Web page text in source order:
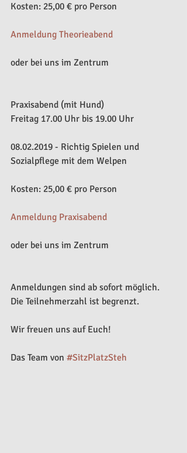
Kosten: 25,00 € pro Person​
Anmeldung Theorieabend
oder bei uns im Zentrum
Praxisabend (mit Hund)
Freitag 17.00 Uhr bis 19.00 Uhr
08.02.2019 - Richtig Spielen und
Sozialpflege mit dem Welpen
Kosten: 25,00 € pro Person​
Anmeldung Praxisabend
oder bei uns im Zentrum
Anmeldungen sind ab sofort möglich.
Die Teilnehmerzahl ist begrenzt.
Wir freuen uns auf Euch!
Das Team von #SitzPlatzSteh